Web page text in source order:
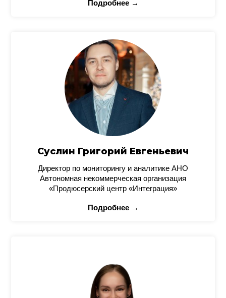
Подробнее →
Суслин Григорий Евгеньевич
Директор по мониторингу и аналитике АНО
Автономная некоммерческая организация
«Продюсерский центр «Интеграция»
Подробнее →